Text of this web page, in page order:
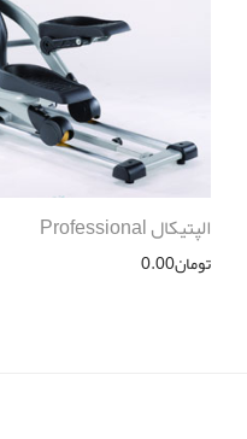
الپتیکال Professional
تومان0.00